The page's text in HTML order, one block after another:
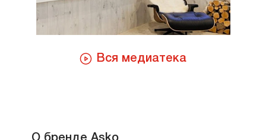
Вся медиатека